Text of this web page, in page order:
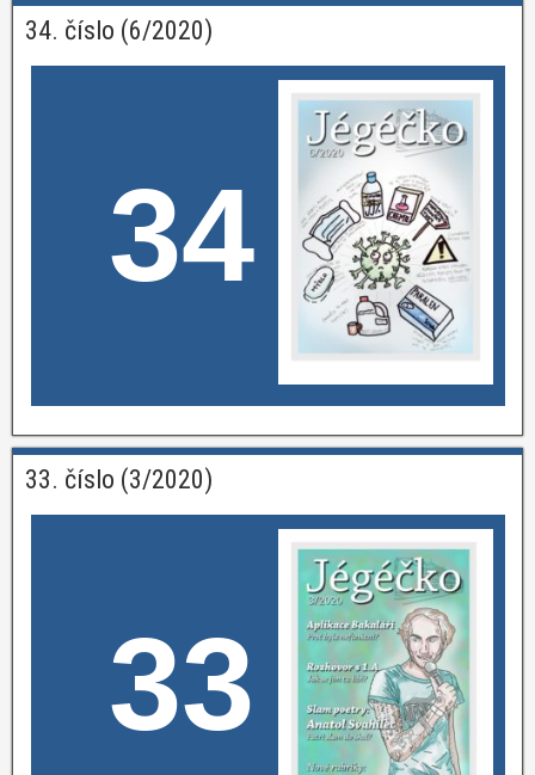
34. číslo (6/2020)
34
33. číslo (3/2020)
33